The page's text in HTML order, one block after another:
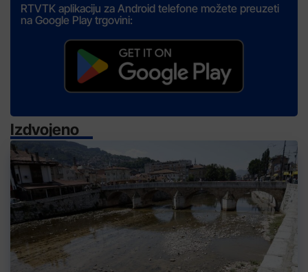
RTVTK aplikaciju za Android telefone možete preuzeti
na Google Play trgovini:
Izdvojeno